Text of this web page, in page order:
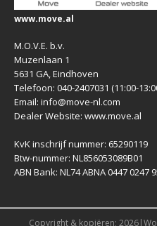
www.move.al
M.O.V.E. b.v.
Muzenlaan 1
5631 GA, Eindhoven
Telefoon: 040-2407031 (11:00-
Email: info@move-nl.com
Dealer Website: www.move.al
KvK inschrijf nummer: 65290119
Btw-nummer: NL856053089B01
ABN Bank: NL74 ABNA 0447 0247
Copyright & kopiëren;